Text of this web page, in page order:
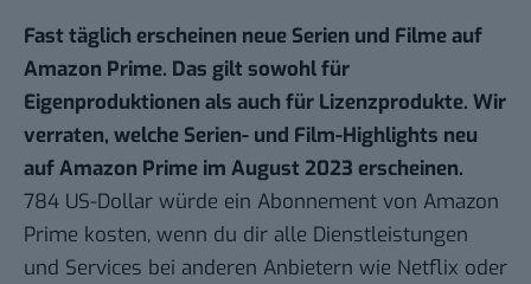
Fast täglich erscheinen neue Serien und Filme auf
Amazon Prime. Das gilt sowohl für
Eigenproduktionen als auch für Lizenzprodukte. Wir
verraten, welche Serien- und Film-Highlights neu
auf Amazon Prime im August 2023 erscheinen.
784 US-Dollar würde ein Abonnement von Amazon
Prime kosten, wenn du dir alle Dienstleistungen
und Services bei anderen Anbietern wie Netflix oder